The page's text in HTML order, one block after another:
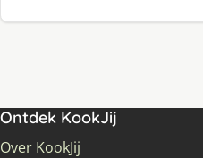
Ontdek KookJij
Over KookJij